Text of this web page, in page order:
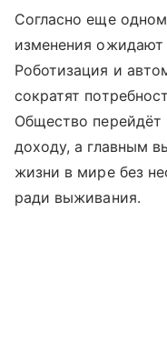
Согласно еще
изменения
Роботизация и
сократят
Общество перейдёт
доходу, а главным
жизни в мире без
ради выживания.